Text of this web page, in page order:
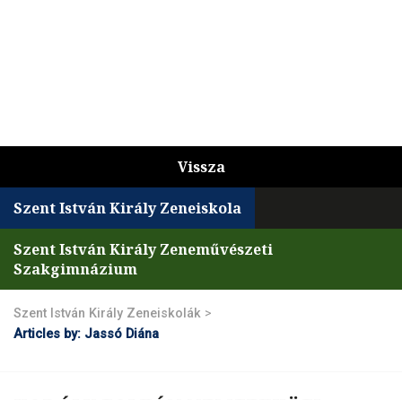
Vissza
Szent István Király Zeneiskola
Szent István Király Zeneművészeti
Szakgimnázium
Szent István Király Zeneiskolák >
Articles by: Jassó Diána